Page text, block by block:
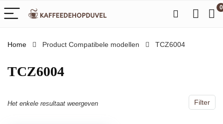
0
Home Product Compatibele modellen ‎TCZ6004
‎TCZ6004
Filter
Het enkele resultaat weergeven